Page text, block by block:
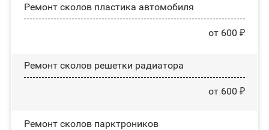
Ремонт сколов пластика автомобиля
от 600 ₽
Ремонт сколов решетки радиатора
от 600 ₽
Ремонт сколов парктроников